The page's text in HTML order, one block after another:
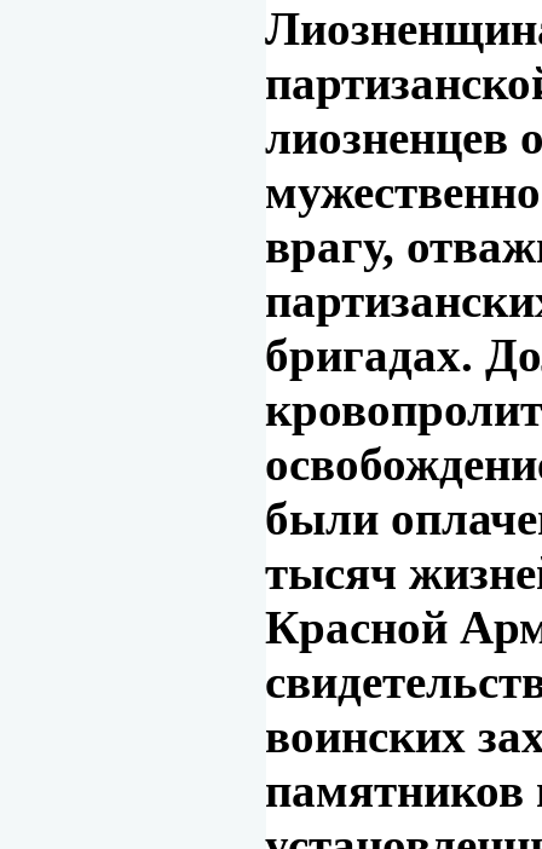
лиозненцев
врагу,
бригадах.
были
тысяч
Красной
воинских
памятников